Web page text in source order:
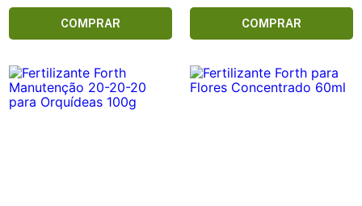
COMPRAR COMPRAR